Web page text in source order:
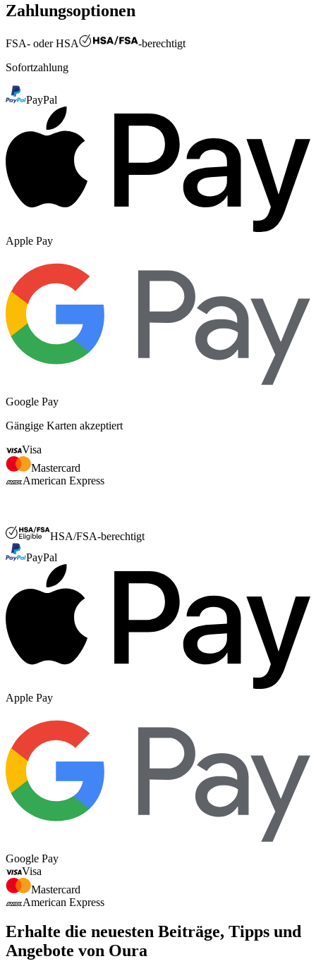
Zahlungsoptionen
FSA- oder HSA
-berechtigt
Sofortzahlung
PayPal
Apple Pay
Google Pay
Gängige Karten akzeptiert
Visa
Mastercard
American Express
HSA/FSA-berechtigt
PayPal
Apple Pay
Google Pay
Visa
Mastercard
American Express
Erhalte die neuesten Beiträge, Tipps und
Angebote von Oura